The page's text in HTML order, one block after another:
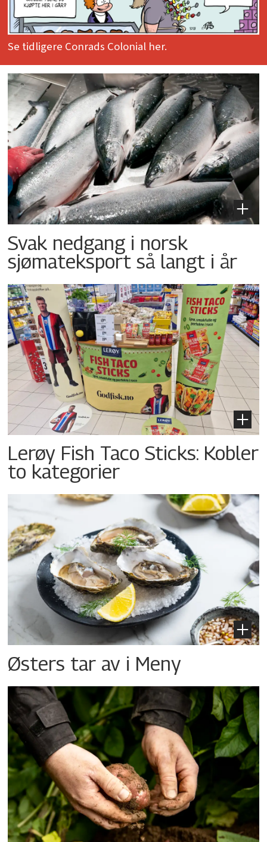
Se tidligere Conrads Colonial her.
Svak nedgang i norsk
sjømateksport så langt i år
Lerøy Fish Taco Sticks: Kobler
to kategorier
Østers tar av i Meny